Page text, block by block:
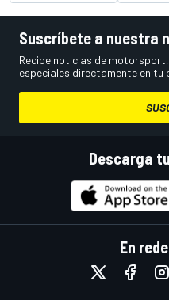
Suscríbete a nuestra
Recibe noticias de
especiales directamente en tu
Descarga
En